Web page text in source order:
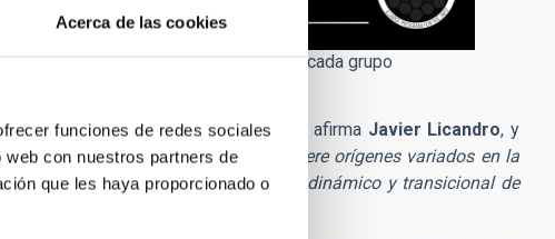
Acerca de las cookies
funciones de redes sociales
con nuestros partners de
que les haya proporcionado o
representativos superpuestos de cada grupo
de Central Florida.
los cometas y asteroides activo s”, afirma Javier Licandro, y
orgánicos complejos sugiere orígenes variados en la
sino más bien un grupo dinámico y transicional de